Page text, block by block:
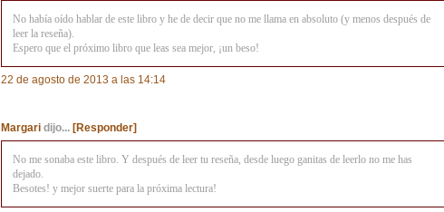
No había oído hablar de este libro y he de decir que no me llama en absoluto (y menos después de
leer la reseña).
Espero que el próximo libro que leas sea mejor, ¡un beso!
22 de agosto de 2013 a las 14:14
Margaridijo... [Responder]
No me sonaba este libro. Y después de leer tu reseña, desde luego ganitas de leerlo no me has
dejado.
Besotes! y mejor suerte para la próxima lectura!